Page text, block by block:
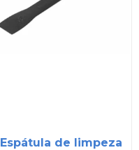
Espátula de limpeza